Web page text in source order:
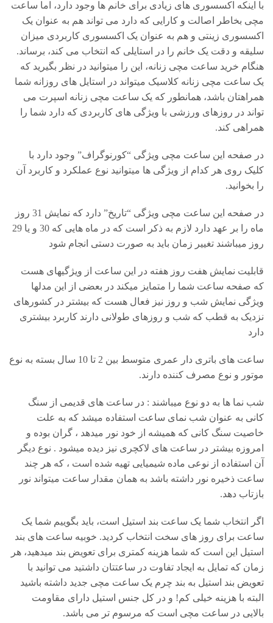
با اینکه اکسسوری های زیادی برای خانم ها وجود دارد، اما ساعت
مچی بخاطر اصالت و کارایی که دارد می تواند هم به عنوان یک
اکسسوری زینتی و هم به عنوان یک اکسسوری کاربردی میزان
سلیقه و دقت یک خانم را در استایلی که انتخاب می کند، برساند.
هنگام خرید ساعت مچی زنانه، این را میتوانید در نظر بگیرید که
یک ساعت مچی زنانه کلاسیک میتواند در استایل های روزانه شما
همراهتان باشد، همانطور که یک ساعت مچی زنانه اسپرت می
تواند در روزهای ورزشی با ویژگی های کاربردی که دارد شما را
همراهی کند.
در صفحه این ساعت مچی ویژگی “کورنوگراف” وجود دارد با
کلیک روی هر کدام از ویژگی ها میتوانید نوع عملکرد و کاربرد آن
را بخوانید.
در صفحه این ساعت مچی ویژگی “تاریخ” دارد که نمایش 31 روز
ماه را بر عهد دارد لازم به ذکر است که در ماه هایی که 30 و یا 29
روز میباشند تغییر زمان باید به صورت دستی انجام شود
قابلیت نمایش هفت روز هفته در این ساعت از ویژگیهای هست
که صفحه ساعت شما را متمایز میکند در بعضی از این مدلها
ویژگی نمایش شب و روز نیز فعال هست که بیشتر در کشورهای
نزدیک به قطب که شب و روزهای طولانی دارند کاربرد بیشتری
دارد
ساعت های باتری دار عمری متوسط بین 2 تا 10 سال بسته به نوع
موتور و نوع مصرف کننده دارند.
شب نما ها به دو نوع میباشند : در ساعت های قدیمی از سنگ
کانی به عنوان شب نمای ساعت استفاده میشد که به علت
خاصیت سنگ کانی که همیشه از خود نور میدهد ، گران بوده و
امروزه بیشتر در ساعت های لاکچری نیز دیده میشود . نوع دیگر
آن استفاده از نوعی ماده شیمیایی تهیه شده است ، که هر چند
ساعت ذخیره نور داشته باشد به همان مقدار ساعت میتواند نور
بازتاب دهد.
اگر انتخاب شما یک ساعت بند استیل است، باید بگوییم شما یک
ساعت برای روز های سخت انتخاب کردید. خوبیه ساعت های بند
استیل این است که شما هزینه کمتری برای تعویض بند میدهید، هر
زمان که تمایل به ایجاد تفاوت در ساعتتان داشتید می توانید با
تعویض بند استیل به بند چرم یک ساعت مچی جدید داشته باشید
البته با هزینه خیلی کم! و در کل جنس استیل دارای مقاومت
بالایی در ساعت مچی است که مرسوم تر می باشد.